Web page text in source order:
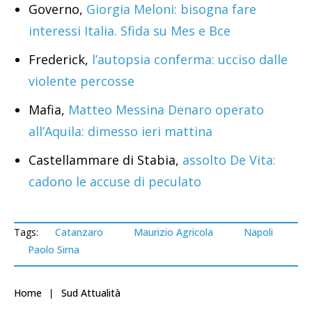
Governo, Giorgia Meloni: bisogna fare
interessi Italia. Sfida su Mes e Bce
Frederick, l’autopsia conferma: ucciso dalle
violente percosse
Mafia, Matteo Messina Denaro operato
all’Aquila: dimesso ieri mattina
Castellammare di Stabia, assolto De Vita:
cadono le accuse di peculato
Tags: Catanzaro Maurizio Agricola
Napoli
Paolo Sirna
Home Sud Attualità